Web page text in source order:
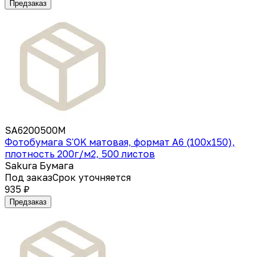
Предзаказ
SA6200500M
Фотобумага S'OK матовая, формат А6 (100х150),
плотность 200г/м2, 500 листов
Sakura Бумага
Под заказСрок уточняется
935 ₽
Предзаказ